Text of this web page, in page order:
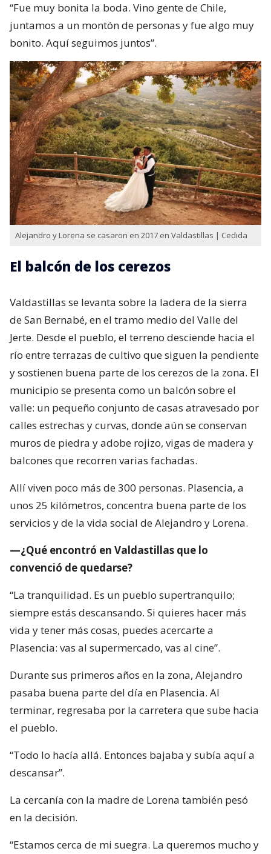
“Fue muy bonita la boda. Vino gente de Chile,
juntamos a un montón de personas y fue algo muy
bonito. Aquí seguimos juntos”.
Alejandro y Lorena se casaron en 2017 en Valdastillas | Cedida
El balcón de los cerezos
Valdastillas se levanta sobre la ladera de la sierra
de San Bernabé, en el tramo medio del Valle del
Jerte. Desde el pueblo, el terreno desciende hacia el
río entre terrazas de cultivo que siguen la pendiente
y sostienen buena parte de los cerezos de la zona. El
municipio se presenta como un balcón sobre el
valle: un pequeño conjunto de casas atravesado por
calles estrechas y curvas, donde aún se conservan
muros de piedra y adobe rojizo, vigas de madera y
balcones que recorren varias fachadas.
Allí viven poco más de 300 personas. Plasencia, a
unos 25 kilómetros, concentra buena parte de los
servicios y de la vida social de Alejandro y Lorena.
—¿Qué encontró en Valdastillas que lo
convenció de quedarse?
“La tranquilidad. Es un pueblo supertranquilo;
siempre estás descansando. Si quieres hacer más
vida y tener más cosas, puedes acercarte a
Plasencia: vas al supermercado, vas al cine”.
Durante sus primeros años en la zona, Alejandro
pasaba buena parte del día en Plasencia. Al
terminar, regresaba por la carretera que sube hacia
el pueblo.
“Todo lo hacía allá. Entonces bajaba y subía aquí a
descansar”.
La cercanía con la madre de Lorena también pesó
en la decisión.
“Estamos cerca de mi suegra. La queremos mucho y